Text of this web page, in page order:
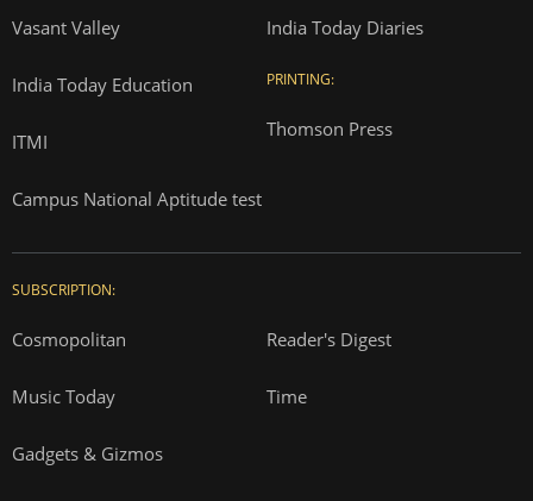
Vasant Valley
India Today Education
ITMI
Campus National Aptitude test
India Today Diaries
PRINTING:
Thomson Press
SUBSCRIPTION:
Cosmopolitan Reader's Digest
Music Today Time
Gadgets & Gizmos